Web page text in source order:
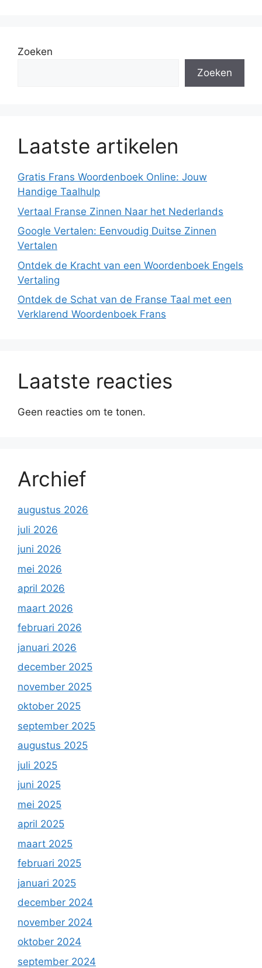
Zoeken
Zoeken
Laatste artikelen
Gratis Frans Woordenboek Online: Jouw
Handige Taalhulp
Vertaal Franse Zinnen Naar het Nederlands
Google Vertalen: Eenvoudig Duitse Zinnen
Vertalen
Ontdek de Kracht van een Woordenboek Engels
Vertaling
Ontdek de Schat van de Franse Taal met een
Verklarend Woordenboek Frans
Laatste reacties
Geen reacties om te tonen.
Archief
augustus 2026
juli 2026
juni 2026
mei 2026
april 2026
maart 2026
februari 2026
januari 2026
december 2025
november 2025
oktober 2025
september 2025
augustus 2025
juli 2025
juni 2025
mei 2025
april 2025
maart 2025
februari 2025
januari 2025
december 2024
november 2024
oktober 2024
september 2024